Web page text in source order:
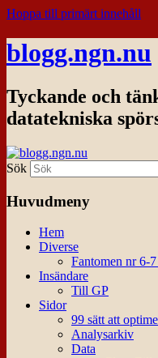
Hoppa till primärt innehåll
blogg.ngn.nu
Tyckande och
datatekniska
Sök
Huvudmeny
Hem
Diverse
Fantomen nr 6-
Insändare
Till GP
Sidor
99 sätt att
Analysarkiv
Data